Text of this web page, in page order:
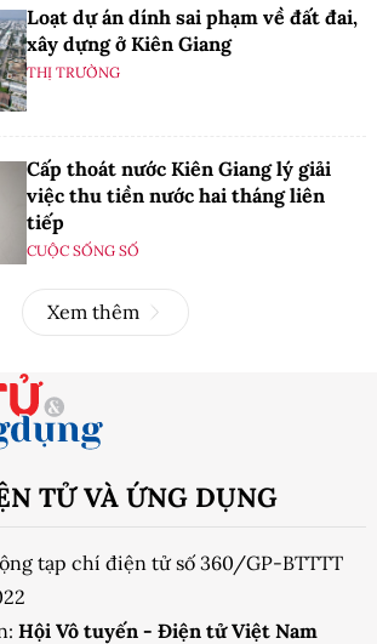
Loạt dự án dính sai phạm về đất đai,
xây dựng ở Kiên Giang
THỊ TRƯỜNG
Cấp thoát nước Kiên Giang lý giải
việc thu tiền nước hai tháng liên
tiếp
CUỘC SỐNG SỐ
Xem thêm
TỬ VÀ ỨNG DỤNG
tạp chí điện tử số 360/GP-BTTTT
Hội Vô tuyến - Điện tử Việt Nam